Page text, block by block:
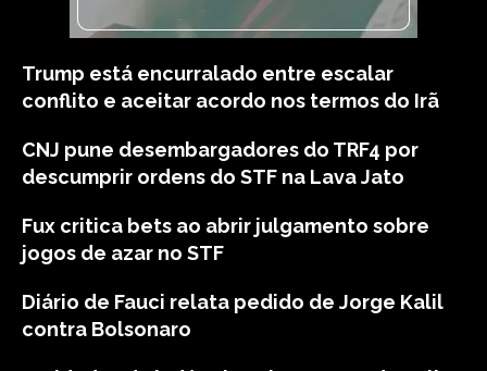
Trump está encurralado entre escalar
conflito e aceitar acordo nos termos do Irã
CNJ pune desembargadores do TRF4 por
descumprir ordens do STF na Lava Jato
Fux critica bets ao abrir julgamento sobre
jogos de azar no STF
Diário de Fauci relata pedido de Jorge Kalil
contra Bolsonaro